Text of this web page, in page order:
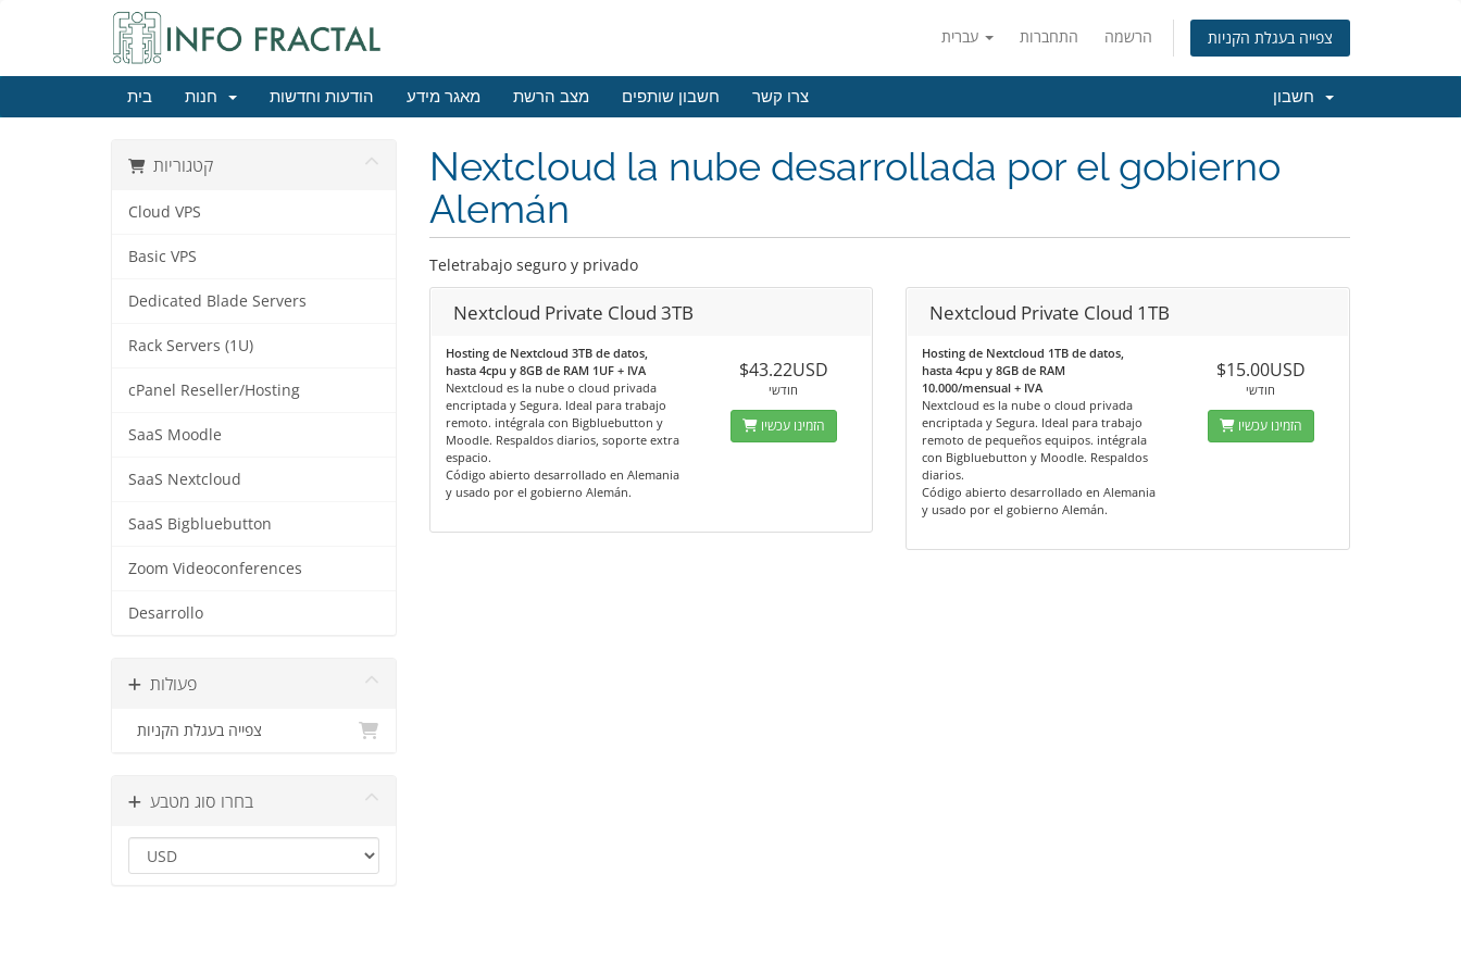
התחברות הרשמה צפייה בעגלת הקניות
בית הודעות וחדשות מאגר מידע מצב הרשת חשבון שותפים צרו קשר
קטגוריות
Cloud VPS
Basic VPS
Dedicated Blade Servers
Rack Servers (1U)
cPanel Reseller/Hosting
SaaS Moodle
SaaS Nextcloud
SaaS Bigbluebutton
Zoom Videoconferences
Desarrollo
פעולות
צפייה בעגלת הקניות
בחרו סוג מטבע
Nextcloud la nube desarrollada por el gobierno
Alemán
Teletrabajo seguro y privado
Nextcloud Private Cloud 3TB
Hosting de Nextcloud 3TB de datos,
hasta 4cpu y 8GB de RAM 1UF + IVA
Nextcloud es la nube o cloud privada
encriptada y Segura. Ideal para trabajo
remoto. intégrala con Bigbluebutton y
Moodle. Respaldos diarios, soporte extra
espacio.
Código abierto desarrollado en Alemania
y usado por el gobierno Alemán.
$43.22USD
חודשי
הזמינו עכשיו
Nextcloud Private Cloud 1TB
Hosting de Nextcloud 1TB de datos,
hasta 4cpu y 8GB de RAM
10.000/mensual + IVA
Nextcloud es la nube o cloud privada
encriptada y Segura. Ideal para trabajo
remoto de pequeños equipos. intégrala
con Bigbluebutton y Moodle. Respaldos
diarios.
Código abierto desarrollado en Alemania
y usado por el gobierno Alemán.
$15.00USD
חודשי
הזמינו עכשיו